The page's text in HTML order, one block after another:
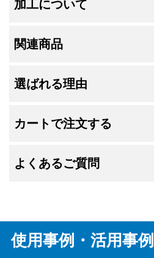
加工について
関連商品
選ばれる理由
カートで注文する
よくあるご質問
使用事例・活用事例